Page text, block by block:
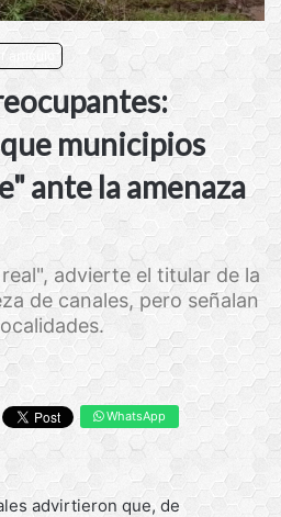
artículo
municipios
ante la amenaza
advierte el titular de la
de canales, pero señalan
WhatsApp
advirtieron que, de